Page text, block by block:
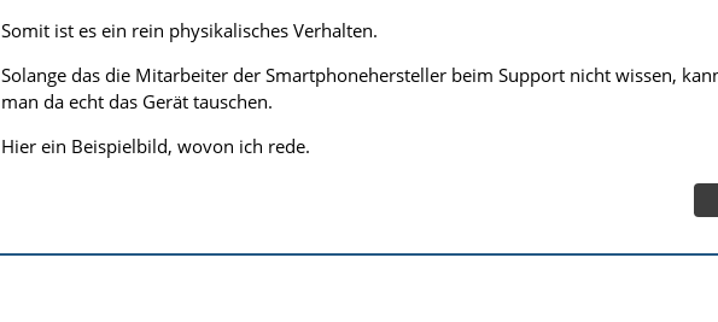
Somit ist es ein rein physikalisches Verhalten.
Solange das die Mitarbeiter der Smartphonehersteller beim Support nicht wissen,
man da echt das Gerät tauschen.
Hier ein Beispielbild, wovon ich rede.